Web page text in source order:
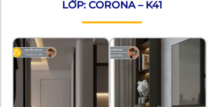
LỚP: CORONA – K41